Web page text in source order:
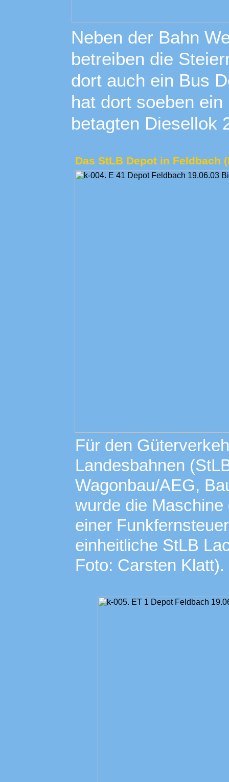
Neben der Bahn
betreiben die
dort auch ein Bus
hat dort soeben
betagten Diesellok
Das StLB Depot in Feldbach
Für den
Landesbahnen
Wagonbau/AEG,
wurde die
einer
einheitliche StLB
Foto: Carsten Klatt).